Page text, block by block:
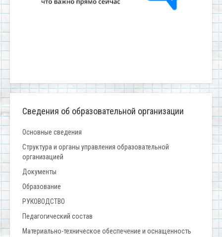
Сведения об образовательной организации
Основные сведения
Структура и органы управления образовательной
организацией
Документы
Образование
РУКОВОДСТВО
Педагогический состав
Материально-техническое обеспечение и оснащенность